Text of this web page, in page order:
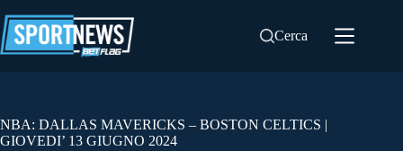
al
contenuto
Cerca
NBA: DALLAS MAVERICKS – BOSTON CELTICS |
GIOVEDI’ 13 GIUGNO 2024